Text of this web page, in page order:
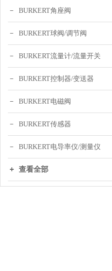
BURKERT角座阀
BURKERT球阀/调节阀
BURKERT流量计/流量开关
BURKERT控制器/变送器
BURKERT电磁阀
BURKERT传感器
BURKERT电导率仪/测量仪
查看全部